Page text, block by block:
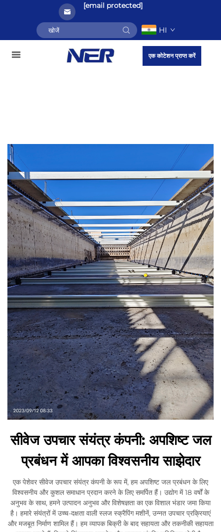
[email protected]
HI
एक कोटेशन प्राप्त करें
सीवेज उपचार संयंत्र कंपनी: अपशिष्ट जल
प्रबंधन में आपका विश्वसनीय साझेदार
एक पेशेवर सीवेज उपचार संयंत्र कंपनी के रूप में, हम अपशिष्ट जल प्रबंधन के लिए
विश्वसनीय और कुशल समाधान प्रदान करने के लिए समर्पित हैं। उद्योग में 18 वर्षों के
अनुभव के साथ, हमने उत्पादन अनुभव और विशेषज्ञता का एक विशाल भंडार जमा किया
है। हमारे संयंत्रों में उच्च-दक्षता वाली स्लज स्क्रैपिंग मशीनें, उन्नत उपचार प्रक्रियाएं
और मजबूत निर्माण शामिल हैं। हम व्यापक बिक्री के बाद सहायता और तकनीकी सहायता